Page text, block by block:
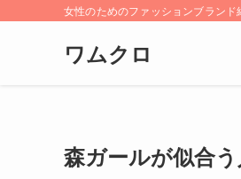
女性のためのファッションブランド
ワムクロ
森ガールが似合